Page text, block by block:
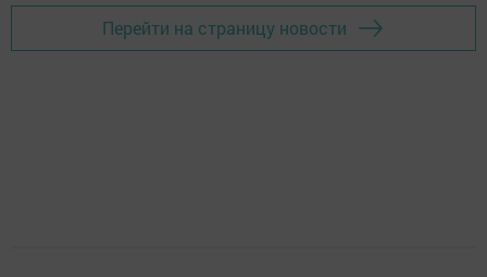
Перейти на страницу новости